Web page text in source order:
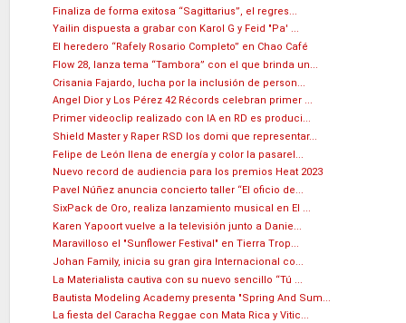
Finaliza de forma exitosa “Sagittarius”, el regres...
Yailin dispuesta a grabar con Karol G y Feid "Pa' ...
El heredero “Rafely Rosario Completo” en Chao Café
Flow 28, lanza tema “Tambora” con el que brinda un...
Crisania Fajardo, lucha por la inclusión de person...
Angel Dior y Los Pérez 42 Récords celebran primer ...
Primer videoclip realizado con IA en RD es produci...
Shield Master y Raper RSD los domi que representar...
Felipe de León llena de energía y color la pasarel...
Nuevo record de audiencia para los premios Heat 2023
Pavel Núñez anuncia concierto taller “El oficio de...
SixPack de Oro, realiza lanzamiento musical en El ...
Karen Yapoort vuelve a la televisión junto a Danie...
Maravilloso el "Sunflower Festival" en Tierra Trop...
Johan Family, inicia su gran gira Internacional co...
La Materialista cautiva con su nuevo sencillo “Tú ...
Bautista Modeling Academy presenta "Spring And Sum...
La fiesta del Caracha Reggae con Mata Rica y Vitic...